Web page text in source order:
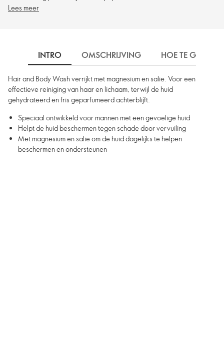
Lees meer
INTRO OMSCHRIJVING HOE TE
Hair and Body Wash verrijkt met magnesium en salie. Voor een
effectieve reiniging van haar en lichaam, terwijl de huid
gehydrateerd en fris geparfumeerd achterblijft.
Speciaal ontwikkeld voor mannen met een gevoelige huid
Helpt de huid beschermen tegen schade door vervuiling
Met magnesium en salie om de huid dagelijks te helpen
beschermen en ondersteunen